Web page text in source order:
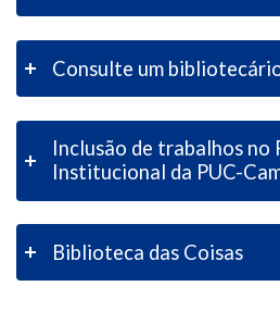
Consulte um
Inclusão de trabalhos no
Institucional da PUC-
Biblioteca das Coisas